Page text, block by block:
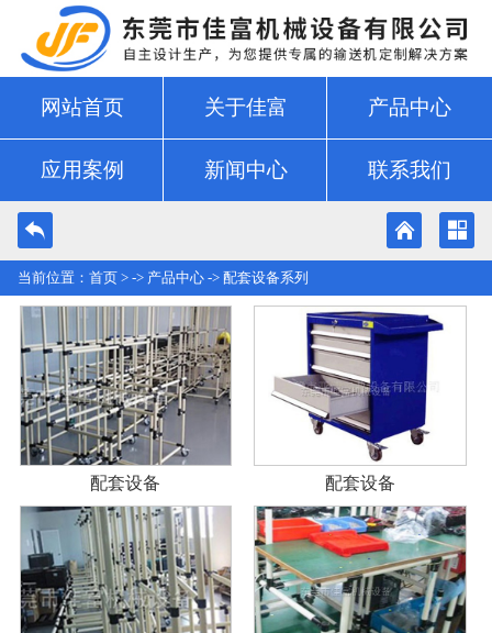
网站首页 关于佳富 产品中心
应用案例 新闻中心 联系我们
当前位置： 首页 > -> 产品中心 -> 配套设备系列
配套设备 配套设备